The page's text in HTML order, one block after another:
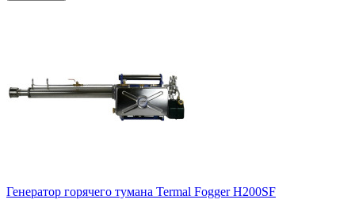
Генератор горячего тумана Termal Fogger H200SF